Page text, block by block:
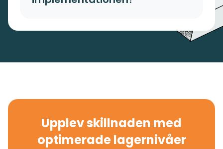
Upplev skillnaden med
optimerade lagernivåer